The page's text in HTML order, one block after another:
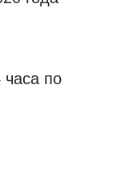
часа по